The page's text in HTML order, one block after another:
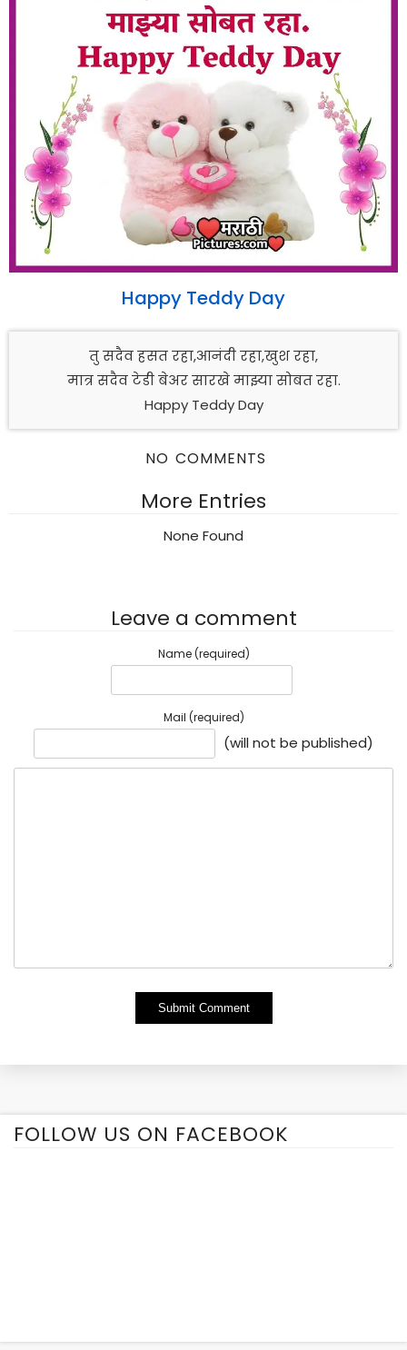
Happy Teddy Day
तु सदैव हसत रहा,आनंदी रहा,खुश रहा,
मात्र सदैव टेडी बेअर सारखे माझ्या सोबत रहा.
Happy Teddy Day
NO COMMENTS
More Entries
None Found
Leave a comment
Name (required)
Mail (required)
(will not be published)
FOLLOW US ON FACEBOOK